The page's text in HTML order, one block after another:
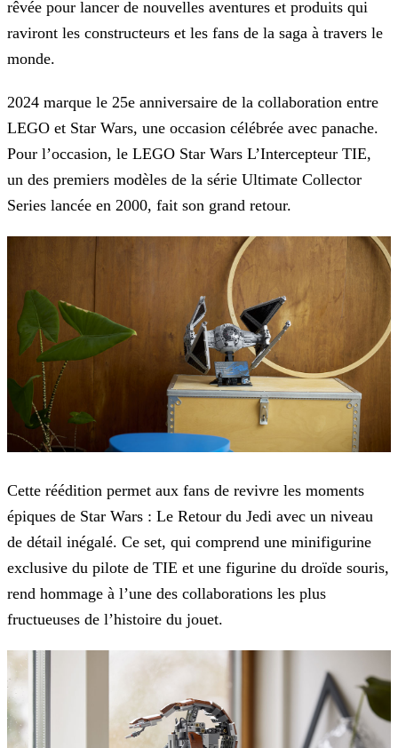
rêvée pour lancer de nouvelles aventures et produits qui
raviront les constructeurs et les fans de la saga à travers le
monde.
2024 marque le 25e anniversaire de la collaboration entre
LEGO et Star Wars, une occasion célébrée avec panache.
Pour l’occasion, le LEGO Star Wars L’Intercepteur TIE,
un des premiers modèles de la série Ultimate Collector
Series lancée en 2000, fait son grand retour.
Cette réédition permet aux fans de revivre les moments
épiques de Star Wars : Le Retour du Jedi avec un niveau
de détail inégalé. Ce set, qui comprend une minifigurine
exclusive du pilote de TIE et une figurine du droïde souris,
rend hommage à l’une des collaborations les plus
fructueuses de l’histoire du jouet.